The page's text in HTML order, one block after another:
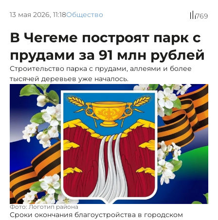
13 мая 2026, 11:18Общество 769
В Чегеме построят парк с
прудами за 91 млн рублей
Строительство парка с прудами, аллеями и более
тысячей деревьев уже началось.
Фото: Логотип района
Сроки окончания благоустройства в городском